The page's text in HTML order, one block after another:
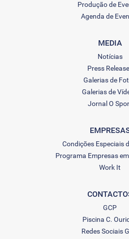
Produção de
Agenda de
MEDIA
Notícias
Press
Galerias de
Galerias de
Jornal O
Condições Especiais
Programa Empresas
Work It
GCP
Piscina C.
Redes Sociais